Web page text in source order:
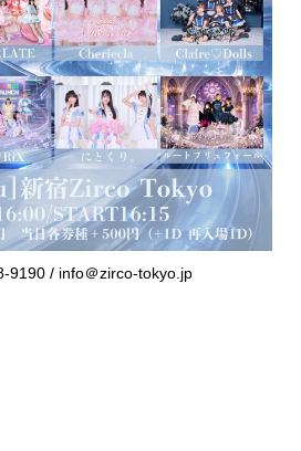
9190 / info＠zirco-tokyo.jp